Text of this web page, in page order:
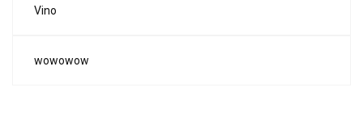
Vino
wowowow